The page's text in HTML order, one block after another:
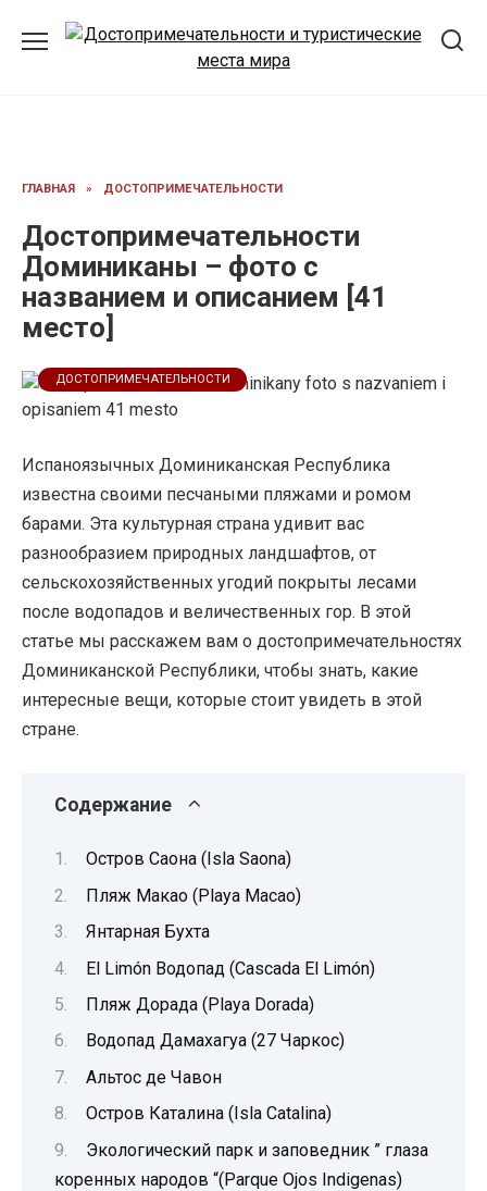
ГЛАВНАЯ » ДОСТОПРИМЕЧАТЕЛЬНОСТИ
Достопримечательности
Доминиканы – фото с
названием и описанием [41
место]
ДОСТОПРИМЕЧАТЕЛЬНОСТИ
Испаноязычных Доминиканская Республика
известна своими песчаными пляжами и ромом
барами. Эта культурная страна удивит вас
разнообразием природных ландшафтов, от
сельскохозяйственных угодий покрыты лесами
после водопадов и величественных гор. В этой
статье мы расскажем вам о достопримечательностях
Доминиканской Республики, чтобы знать, какие
интересные вещи, которые стоит увидеть в этой
стране.
Содержание
Остров Саона (Isla Saona)
Пляж Макао (Playa Macao)
Янтарная Бухта
El Limón Водопад (Cascada El Limón)
Пляж Дорада (Playa Dorada)
Водопад Дамахагуа (27 Чаркос)
Альтос де Чавон
Остров Каталина (Isla Catalina)
Экологический парк и заповедник ” глаза
коренных народов “(Parque Ojos Indigenas)